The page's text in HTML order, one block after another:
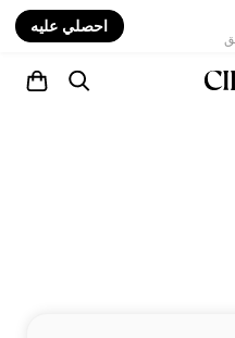
احصلي عليه